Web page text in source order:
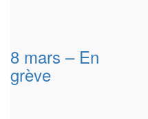
8 mars – En
grève